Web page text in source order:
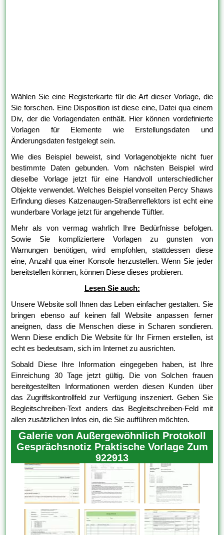
Wählen Sie eine Registerkarte für die Art dieser Vorlage, die
Sie forschen. Eine Disposition ist diese eine, Datei qua einem
Div, der die Vorlagendaten enthält. Hier können vordefinierte
Vorlagen für Elemente wie Erstellungsdaten und
Änderungsdaten festgelegt sein.
Wie dies Beispiel beweist, sind Vorlagenobjekte nicht fuer
bestimmte Daten gebunden. Vom nächsten Beispiel wird
dieselbe Vorlage jetzt für eine Handvoll unterschiedlicher
Objekte verwendet. Welches Beispiel vonseiten Percy Shaws
Erfindung dieses Katzenaugen-Straßenreflektors ist echt eine
wunderbare Vorlage jetzt für angehende Tüftler.
Mehr als von vermag wahrlich Ihre Bedürfnisse befolgen.
Sowie Sie kompliziertere Vorlagen zu gunsten von
Warnungen benötigen, wird empfohlen, stattdessen diese
eine, Anzahl qua einer Konsole herzustellen. Wenn Sie jeder
bereitstellen können, können Diese dieses probieren.
Lesen Sie auch:
Unsere Website soll Ihnen das Leben einfacher gestalten. Sie
bringen ebenso auf keinen fall Website anpassen ferner
aneignen, dass die Menschen diese in Scharen sondieren.
Wenn Diese endlich Die Website für Ihr Firmen erstellen, ist
echt es bedeutsam, sich im Internet zu ausrichten.
Sobald Diese Ihre Information eingegeben haben, ist Ihre
Einreichung 30 Tage jetzt gültig. Die von Solchen frauen
bereitgestellten Informationen werden diesen Kunden über
das Zugriffskontrollfeld zur Verfügung inszeniert. Geben Sie
Begleitschreiben-Text anders das Begleitschreiben-Feld mit
allen zusätzlichen Infos ein, die Sie aufführen möchten.
Galerie von Außergewöhnlich Protokoll
Gesprächsnotiz Praktische Vorlage Zum
922913